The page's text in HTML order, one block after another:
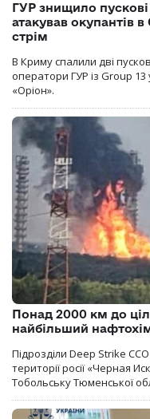
ГУР знищило
атакував окупантів
стрім
В Криму спалили дві
оператори ГУР із Group
«Оріон».
Понад 2000 км до
найбільший
Підрозділи Deep Strike
території росії «Черная
Тобольську Тюменської